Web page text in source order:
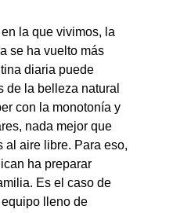
la que vivimos, la
se ha vuelto más
diaria puede
de la belleza natural
con la monotonía y
nada mejor que
al aire libre. Para eso,
ha preparar
Es el caso de
lleno de